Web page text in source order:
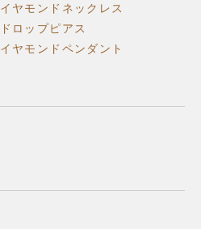
ヤモンドネックレス
ロップピアス
ヤモンドペンダント